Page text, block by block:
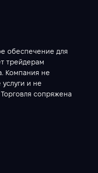
обеспечение для
трейдерам
Компания не
и не
сопряжена